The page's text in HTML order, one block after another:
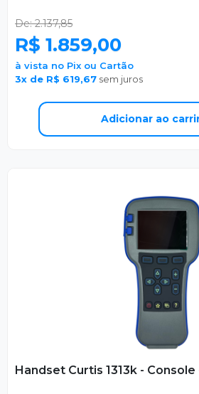
De: 2.137,85
R$ 1.859,00
à vista no Pix ou Cartão
3x de R$ 619,67 sem juros
Adicionar ao
Handset Curtis 1313k -